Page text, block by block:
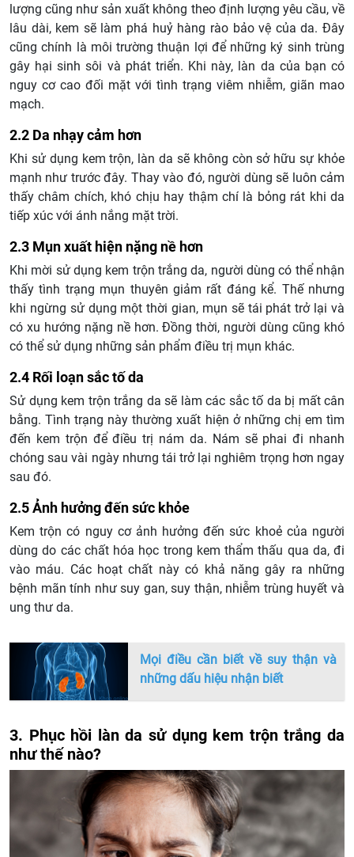
lượng cũng như sản xuất không theo định lượng yêu cầu, về
lâu dài, kem sẽ làm phá huỷ hàng rào bảo vệ của da. Đây
cũng chính là môi trường thuận lợi để những ký sinh trùng
gây hại sinh sôi và phát triển. Khi này, làn da của bạn có
nguy cơ cao đối mặt với tình trạng viêm nhiễm, giãn mao
mạch.
2.2 Da nhạy cảm hơn
Khi sử dụng kem trộn, làn da sẽ không còn sở hữu sự khỏe
mạnh như trước đây. Thay vào đó, người dùng sẽ luôn cảm
thấy châm chích, khó chịu hay thậm chí là bỏng rát khi da
tiếp xúc với ánh nắng mặt trời.
2.3 Mụn xuất hiện nặng nề hơn
Khi mời sử dụng kem trộn trắng da, người dùng có thể nhận
thấy tình trạng mụn thuyên giảm rất đáng kể. Thế nhưng
khi ngừng sử dụng một thời gian, mụn sẽ tái phát trở lại và
có xu hướng nặng nề hơn. Đồng thời, người dùng cũng khó
có thể sử dụng những sản phẩm điều trị mụn khác.
2.4 Rối loạn sắc tố da
Sử dụng kem trộn trắng da sẽ làm các sắc tố da bị mất cân
bằng. Tình trạng này thường xuất hiện ở những chị em tìm
đến kem trộn để điều trị nám da. Nám sẽ phai đi nhanh
chóng sau vài ngày nhưng tái trở lại nghiêm trọng hơn ngay
sau đó.
2.5 Ảnh hưởng đến sức khỏe
Kem trộn có nguy cơ ảnh hưởng đến sức khoẻ của người
dùng do các chất hóa học trong kem thẩm thấu qua da, đi
vào máu. Các hoạt chất này có khả năng gây ra những
bệnh mãn tính như suy gan, suy thận, nhiễm trùng huyết và
ung thư da.
Mọi điều cần biết về suy thận và
những dấu hiệu nhận biết
3. Phục hồi làn da sử dụng kem trộn trắng da
như thế nào?